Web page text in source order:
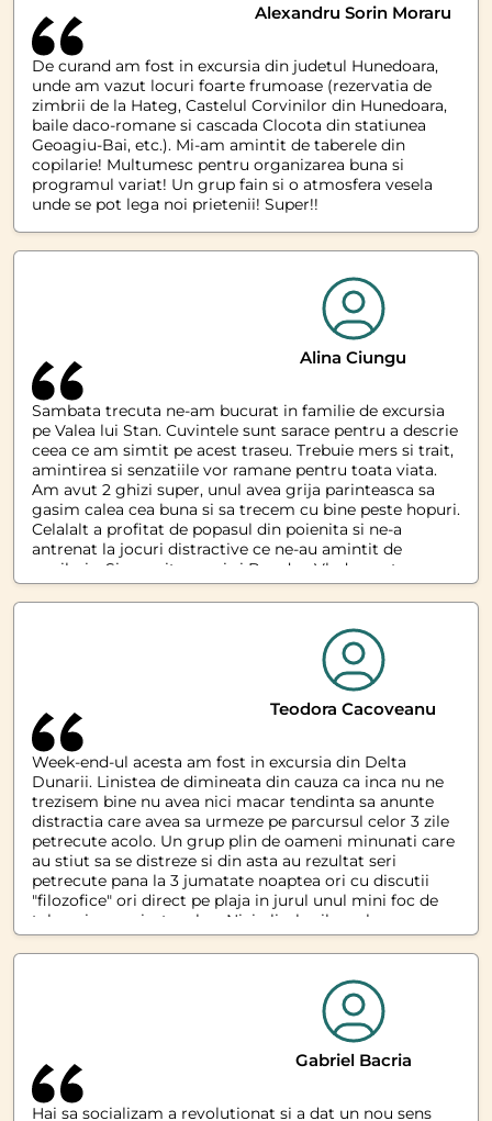
Alexandru Sorin Moraru
De curand am fost in excursia din judetul Hunedoara,
unde am vazut locuri foarte frumoase (rezervatia de
zimbrii de la Hateg, Castelul Corvinilor din Hunedoara,
baile daco-romane si cascada Clocota din statiunea
Geoagiu-Bai, etc.). Mi-am amintit de taberele din
copilarie! Multumesc pentru organizarea buna si
programul variat! Un grup fain si o atmosfera vesela
unde se pot lega noi prietenii! Super!!
Alina Ciungu
Sambata trecuta ne-am bucurat in familie de excursia
pe Valea lui Stan. Cuvintele sunt sarace pentru a descrie
ceea ce am simtit pe acest traseu. Trebuie mers si trait,
amintirea si senzatiile vor ramane pentru toata viata.
Am avut 2 ghizi super, unul avea grija parinteasca sa
gasim calea cea buna si sa trecem cu bine peste hopuri.
Celalalt a profitat de popasul din poienita si ne-a
antrenat la jocuri distractive ce ne-au amintit de
copilarie. Si a venit cu noi si Bogdan Vladu pentru a se
asigura ca totul merge perfect! Si a fost pentru noi, cei
50 de participanti, totul perfect! Si peste asteptari.
Teodora Cacoveanu
Week-end-ul acesta am fost in excursia din Delta
Dunarii. Linistea de dimineata din cauza ca inca nu ne
trezisem bine nu avea nici macar tendinta sa anunte
distractia care avea sa urmeze pe parcursul celor 3 zile
petrecute acolo. Un grup plin de oameni minunati care
au stiut sa se distreze si din asta au rezultat seri
petrecute pana la 3 jumatate noaptea ori cu discutii
"filozofice" ori direct pe plaja in jurul unul mini foc de
tabara improvizat pe loc. Nici plimbarile cu barca pe
canalele Dunarii, apusurile din zona unde bratul Sfantu
Gheorge se varsa in mare sau trezitul (dormitul pe plaja
pentru unii) la 4 jumatate dimineata pentru a vedea
rasaritul nu au fost cu nimic mai prejos. Si totul s-a
terminat cu un drum de intoarcere incredibil unde
toata lumea a cantat si s-a distrat in autocar cu ajutorul
soferului care a fost un om incredibil de plin de viata si
care ne-a intretinut atmosfera
Gabriel Bacria
Hai sa socializam a revolutionat si a dat un nou sens